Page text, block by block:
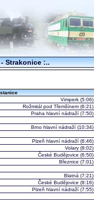
Strakonice :..
Vimperk (5:06)
Rožmitál pod Třemšínem (6:21)
Praha hlavní nádraží (7:50)
Brno hlavní nádraží (10:34)
Plzeň hlavní nádraží (6:46)
Volary (8:02)
České Budějovice (6:50)
Březnice (7:01)
Blatná (7:21)
České Budějovice (8:16)
Plzeň hlavní nádraží (7:55)